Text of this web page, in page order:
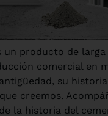
un producto de larga
comercial en
su
creemos.
la historia del